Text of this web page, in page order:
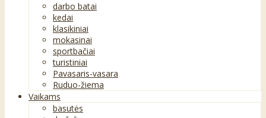
darbo batai
kedai
klasikiniai
mokasinai
sportbačiai
turistiniai
Pavasaris-vasara
Ruduo-žiema
Vaikams
basutės